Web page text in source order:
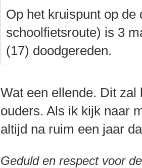
Op het kruispunt op
schoolfietsroute) is 3
(17) doodgereden.
Wat een ellende. Dit
ouders. Als ik kijk naar
altijd na ruim een jaar
Geduld en respect voor